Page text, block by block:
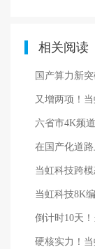
相关阅读
又增两项！
当虹科技跨
当虹科技8K
倒计时10天
硬核实力！